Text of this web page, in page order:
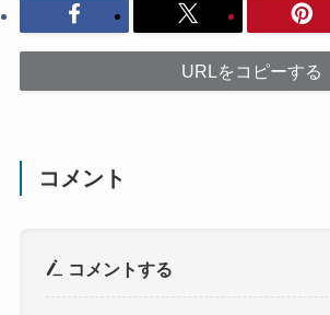
URLをコピーする
コメント
コメントする